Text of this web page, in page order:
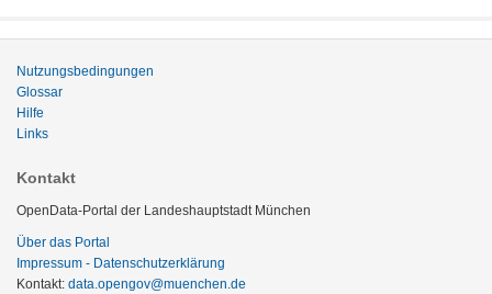
Nutzungsbedingungen
Glossar
Hilfe
Links
Kontakt
OpenData-Portal der Landeshauptstadt München
Über das Portal
Impressum - Datenschutzerklärung
Kontakt: data.opengov@muenchen.de